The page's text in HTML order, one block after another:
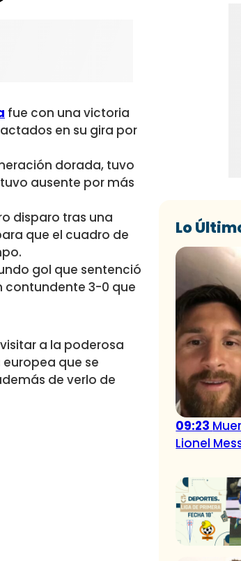
fue con una victoria
en su gira por
dorada, tuvo
ausente por más
disparo tras una
que el cuadro de
gol que sentenció
contundente 3-0 que
a la poderosa
que se
de verlo de
Lo
09:23
Lionel